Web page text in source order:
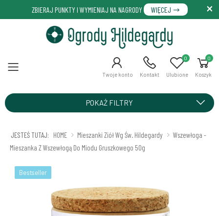
ZBIERAJ PUNKTY I WYMIENIAJ NA NAGRODY WIĘCEJ
Menu Twoje konto Kontakt Ulubione
0 0
Koszyk
POKAŻ FILTRY
JESTEŚ TUTAJ: HOME Mieszanki Ziół Wg Św. Hildegardy
Wszewłoga -
Mieszanka Z Wszewłogą Do Miodu Gruszkowego 50g
Bestseller